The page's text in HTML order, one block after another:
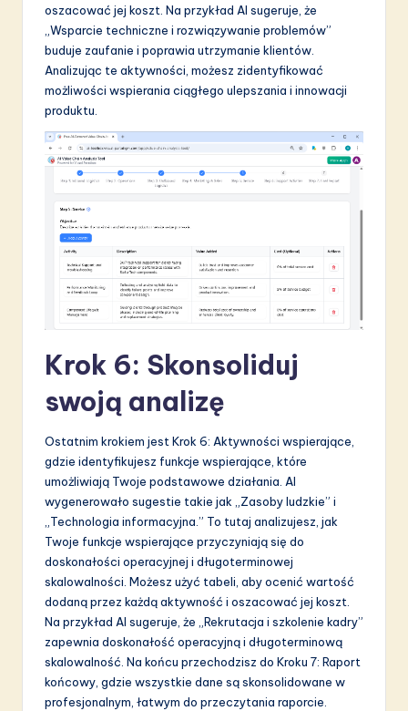
oszacować jej koszt. Na przykład AI sugeruje, że
„Wsparcie techniczne i rozwiązywanie problemów”
buduje zaufanie i poprawia utrzymanie klientów.
Analizując te aktywności, możesz zidentyfikować
możliwości wspierania ciągłego ulepszania i innowacji
produktu.
Krok 6: Skonsoliduj
swoją analizę
Ostatnim krokiem jest Krok 6: Aktywności wspierające,
gdzie identyfikujesz funkcje wspierające, które
umożliwiają Twoje podstawowe działania. AI
wygenerowało sugestie takie jak „Zasoby ludzkie” i
„Technologia informacyjna.” To tutaj analizujesz, jak
Twoje funkcje wspierające przyczyniają się do
doskonałości operacyjnej i długoterminowej
skalowalności. Możesz użyć tabeli, aby ocenić wartość
dodaną przez każdą aktywność i oszacować jej koszt.
Na przykład AI sugeruje, że „Rekrutacja i szkolenie kadry”
zapewnia doskonałość operacyjną i długoterminową
skalowalność. Na końcu przechodzisz do Kroku 7: Raport
końcowy, gdzie wszystkie dane są skonsolidowane w
profesjonalnym, łatwym do przeczytania raporcie.